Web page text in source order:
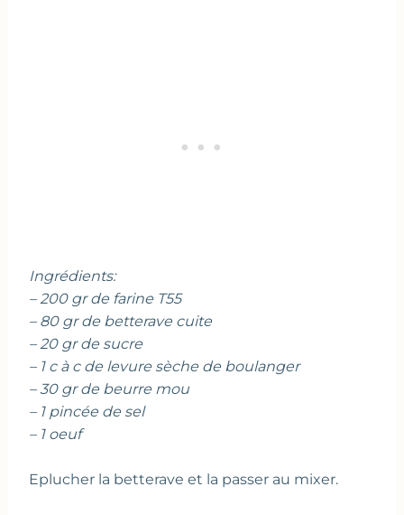
Ingrédients:
– 200 gr de farine T55
– 80 gr de betterave cuite
– 20 gr de sucre
– 1 c à c de levure sèche de boulanger
– 30 gr de beurre mou
– 1 pincée de sel
– 1 oeuf
Eplucher la betterave et la passer au mixer.